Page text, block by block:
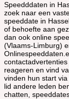
Speedddaten in
zoek naar een
speeddate in
of behoefte aan
dan ook online
(Vlaams-Limburg)
reageren en vind
vinden hun start
lid andere leden
chatten,